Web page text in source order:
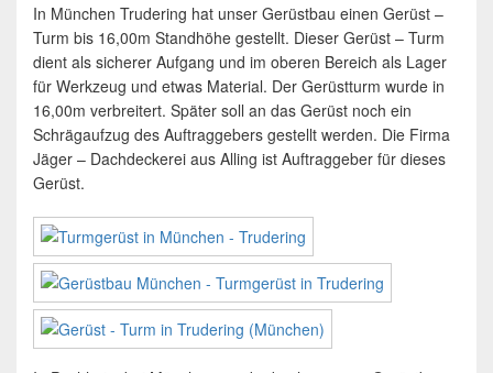
In München Trudering hat unser Gerüstbau einen Gerüst –
Turm bis 16,00m Standhöhe gestellt. Dieser Gerüst – Turm
dient als sicherer Aufgang und im oberen Bereich als Lager
für Werkzeug und etwas Material. Der Gerüstturm wurde in
16,00m verbreitert. Später soll an das Gerüst noch ein
Schrägaufzug des Auftraggebers gestellt werden. Die Firma
Jäger – Dachdeckerei aus Alling ist Auftraggeber für dieses
Gerüst.